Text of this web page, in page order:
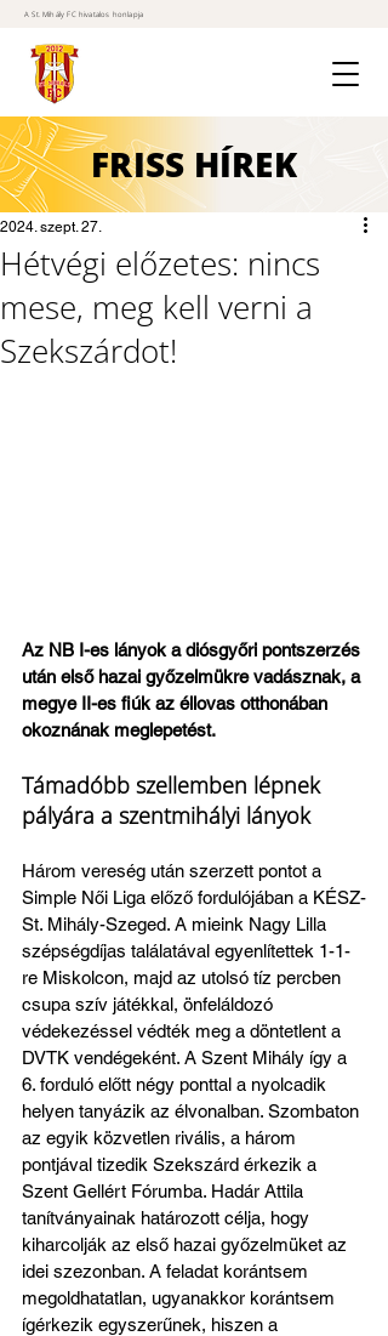
A St. Mihály FC hivatalos honlapja
FRISS HÍREK
Hétvégi előzetes: nincs
mese, meg kell verni a
Szekszárdot!
2024. szept. 27.
Az NB I-es lányok a diósgyőri pontszerzés
után első hazai győzelmükre vadásznak, a
megye II-es fiúk az éllovas otthonában
okoznának meglepetést.
Támadóbb szellemben lépnek
pályára a szentmihályi lányok
Három vereség után szerzett pontot a
Simple Női Liga előző fordulójában a KÉSZ-
St. Mihály-Szeged. A mieink Nagy Lilla
szépségdíjas találatával egyenlítettek 1-1-
re Miskolcon, majd az utolsó tíz percben
csupa szív játékkal, önfeláldozó
védekezéssel védték meg a döntetlent a
DVTK vendégeként. A Szent Mihály így a
6. forduló előtt négy ponttal a nyolcadik
helyen tanyázik az élvonalban. Szombaton
az egyik közvetlen rivális, a három
pontjával tizedik Szekszárd érkezik a
Szent Gellért Fórumba. Hadár Attila
tanítványainak határozott célja, hogy
kiharcolják az első hazai győzelmüket az
idei szezonban. A feladat korántsem
megoldhatatlan, ugyanakkor korántsem
ígérkezik egyszerűnek, hiszen a